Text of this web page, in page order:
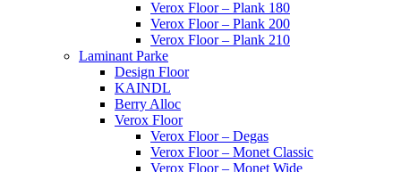
Verox Floor – Plank 180
Verox Floor – Plank 200
Verox Floor – Plank 210
Laminant Parke
Design Floor
KAINDL
Berry Alloc
Verox Floor
Verox Floor – Degas
Verox Floor – Monet Classic
Verox Floor – Monet Wide